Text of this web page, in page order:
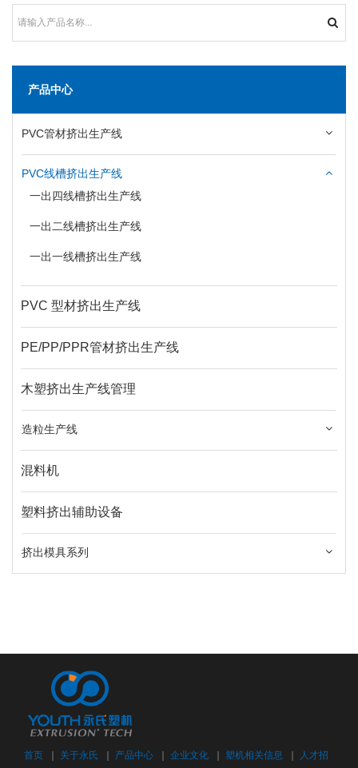
产品中心
PVC管材挤出生产线
PVC线槽挤出生产线
一出四线槽挤出生产线
一出二线槽挤出生产线
一出一线槽挤出生产线
PVC 型材挤出生产线
PE/PP/PPR管材挤出生产线
木塑挤出生产线管理
造粒生产线
混料机
塑料挤出辅助设备
挤出模具系列
首页 关于永氏 产品中心 企业文化 塑机相关信息 人才招